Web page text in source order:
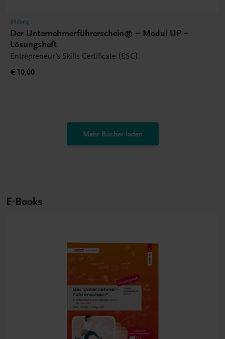
Bildung
Der Unternehmerführerschein® – Modul UP –
Lösungsheft
Entrepreneur's Skills Certificate (ESC)
€ 10,00
Mehr Bücher laden
E-Books